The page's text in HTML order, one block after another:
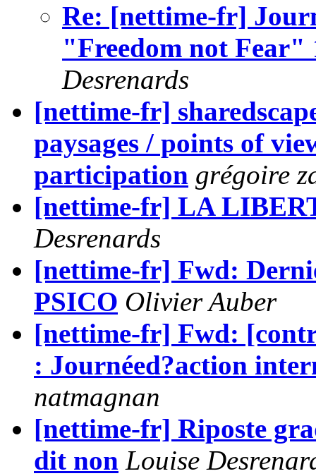
Re: [nettime-fr]
"Freedom not Fear"
Desrenards
[nettime-fr]
paysages / points of
participation grégoire
[nettime-fr] LA
Desrenards
[nettime-fr] Fwd:
PSICO Olivier Auber
[nettime-fr] Fwd:
: Journéed?action
natmagnan
[nettime-fr] Riposte
dit non Louise